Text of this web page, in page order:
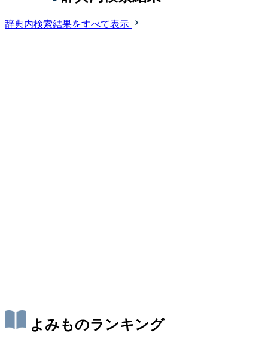
辞典内検索結果をすべて表示
よみものランキング